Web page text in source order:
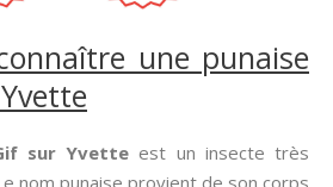
une punaise
sur Yvette est un insecte très